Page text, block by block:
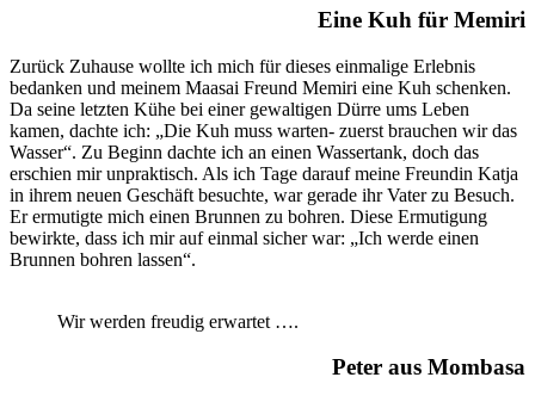
Eine Kuh für Memiri
Zurück Zuhause wollte ich mich für dieses einmalige Erlebnis
bedanken und meinem Maasai Freund Memiri eine Kuh schenken.
Da seine letzten Kühe bei einer gewaltigen Dürre ums Leben
kamen, dachte ich: „Die Kuh muss warten- zuerst brauchen wir das
Wasser“. Zu Beginn dachte ich an einen Wassertank, doch das
erschien mir unpraktisch. Als ich Tage darauf meine Freundin Katja
in ihrem neuen Geschäft besuchte, war gerade ihr Vater zu Besuch.
Er ermutigte mich einen Brunnen zu bohren. Diese Ermutigung
bewirkte, dass ich mir auf einmal sicher war: „Ich werde einen
Brunnen bohren lassen“.
Wir werden freudig erwartet ….
Peter aus Mombasa